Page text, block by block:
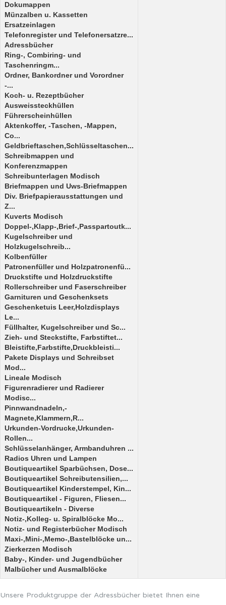
Dokumappen
Münzalben u. Kassetten
Ersatzeinlagen
Telefonregister und Telefonersatzre...
Adressbücher
Ring-, Combiring- und
Taschenringm...
Ordner, Bankordner und Vorordner
-...
Koch- u. Rezeptbücher
Ausweissteckhüllen
Führerscheinhüllen
Aktenkoffer, -Taschen, -Mappen,
Co...
Geldbrieftaschen,Schlüsseltaschen...
Schreibmappen und
Konferenzmappen
Schreibunterlagen Modisch
Briefmappen und Uws-Briefmappen
Div. Briefpapierausstattungen und
Z...
Kuverts Modisch
Doppel-,Klapp-,Brief-,Passpartoutk...
Kugelschreiber und
Holzkugelschreib...
Kolbenfüller
Patronenfüller und Holzpatronenfü...
Druckstifte und Holzdruckstifte
Rollerschreiber und Faserschreiber
Garnituren und Geschenksets
Geschenketuis Leer,Holzdisplays
Le...
Füllhalter, Kugelschreiber und Sc...
Zieh- und Steckstifte, Farbstiftet...
Bleistifte,Farbstifte,Druckbleisti...
Pakete Displays und Schreibset
Mod...
Lineale Modisch
Figurenradierer und Radierer
Modisc...
Pinnwandnadeln,-
Magnete,Klammern,R...
Urkunden-Vordrucke,Urkunden-
Rollen...
Schlüsselanhänger, Armbanduhren ...
Radios Uhren und Lampen
Boutiqueartikel Sparbüchsen, Dose...
Boutiqueartikel Schreibutensilien,...
Boutiqueartikel Kinderstempel, Kin...
Boutiqueartikel - Figuren, Fliesen...
Boutiqueartikeln - Diverse
Notiz-,Kolleg- u. Spiralblöcke Mo...
Notiz- und Registerbücher Modisch
Maxi-,Mini-,Memo-,Bastelblöcke un...
Zierkerzen Modisch
Baby-, Kinder- und Jugendbücher
Malbücher und Ausmalblöcke
Unsere Produktgruppe der Adressbücher bietet Ihnen eine